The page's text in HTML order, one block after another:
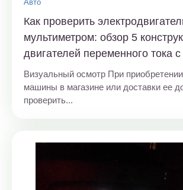
Авто
Как проверить
мультиметром: обзор 5
двигателей переменного тока
Визуальный осмотр При
машины в магазине или доставки ее
проверить...